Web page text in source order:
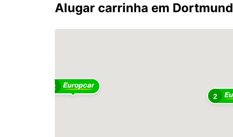
Alugar carrinha em Dortmund
2
2